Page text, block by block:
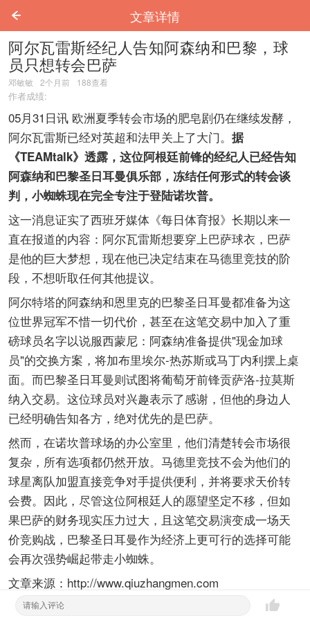
文章详情
阿尔瓦雷斯经纪人告知阿森纳和巴黎，球
员只想转会巴萨
邓敏敏 2个月前 188查看
作者成绩:
05月31日讯 欧洲夏季转会市场的肥皂剧仍在继续发酵，
阿尔瓦雷斯已经对英超和法甲关上了大门。 据
《TEAMtalk》透露，这位阿根廷前锋的经纪人已经告知
阿森纳和巴黎圣日耳曼俱乐部，冻结任何形式的转会谈
判，小蜘蛛现在完全专注于登陆诺坎普。
这一消息证实了西班牙媒体《每日体育报》长期以来一
直在报道的内容：阿尔瓦雷斯想要穿上巴萨球衣，巴萨
是他的巨大梦想，现在他已决定结束在马德里竞技的阶
段，不想听取任何其他提议。
阿尔特塔的阿森纳和恩里克的巴黎圣日耳曼都准备为这
位世界冠军不惜一切代价，甚至在这笔交易中加入了重
磅球员名字以说服西蒙尼：阿森纳准备提供"现金加球
员"的交换方案，将加布里埃尔-热苏斯或马丁内利摆上桌
面。而巴黎圣日耳曼则试图将葡萄牙前锋贡萨洛-拉莫斯
纳入交易。这位球员对兴趣表示了感谢，但他的身边人
已经明确告知各方，绝对优先的是巴萨。
然而，在诺坎普球场的办公室里，他们清楚转会市场很
复杂，所有选项都仍然开放。马德里竞技不会为他们的
球星离队加盟直接竞争对手提供便利，并将要求天价转
会费。因此，尽管这位阿根廷人的愿望坚定不移，但如
果巴萨的财务现实压力过大，且这笔交易演变成一场天
价竞购战，巴黎圣日耳曼作为经济上更可行的选择可能
会再次强势崛起带走小蜘蛛。
文章来源：http://www.qiuzhangmen.com